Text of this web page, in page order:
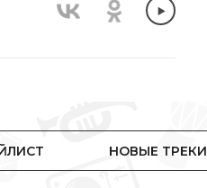
НОВЫЕ ТРЕКИ